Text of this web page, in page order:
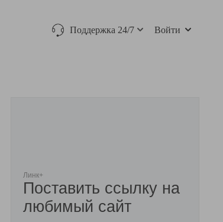
Поддержка 24/7 Войти
Линк+
Поставить ссылку на
любимый сайт